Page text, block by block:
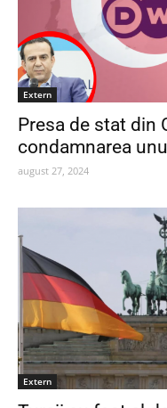
Extern
Presa de stat din
condamnarea
august 27, 2024
Extern